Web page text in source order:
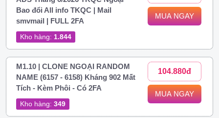
Bao đổi All info TKQC | Mail
smvmail | FULL 2FA
Kho hàng: 1.844
MUA NGAY
M1.10 | CLONE NGOẠI RANDOM
NAME (6157 - 6158) Kháng 902 Mất
Tích - Kèm Phôi - Có 2FA
Kho hàng: 349
104.880đ
MUA NGAY